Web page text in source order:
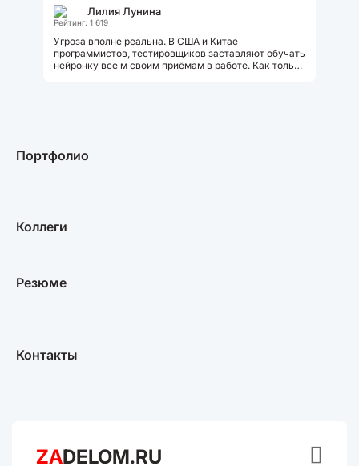
Лилия Лунина
Рейтинг: 1 619
Угроза вполне реальна. В США и Китае
программистов, тестировщиков заставляют обучать
нейронку все м своим приёмам в работе. Как только
Портфолио
Коллеги
Резюме
Контакты
ZADELOM.RU 